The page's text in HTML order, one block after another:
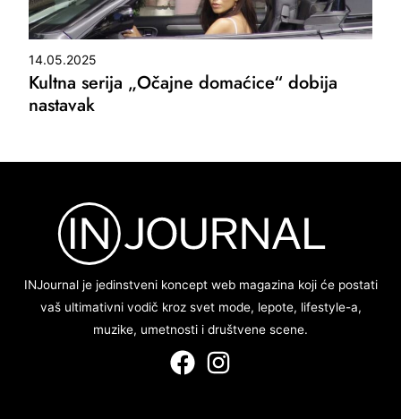
14.05.2025
Kultna serija „Očajne domaćice“ dobija
nastavak
INJournal je jedinstveni koncept web magazina koji će postati
vaš ultimativni vodič kroz svet mode, lepote, lifestyle-a,
muzike, umetnosti i društvene scene.